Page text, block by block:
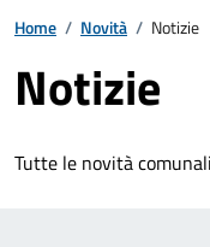
Home / Novità / Notizie
Notizie
Tutte le novità